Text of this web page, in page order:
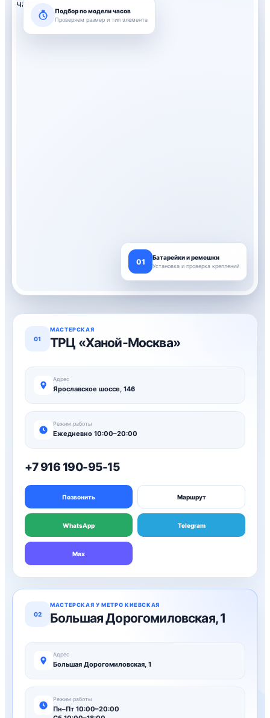
Подбор по модели часов
Проверяем размер и тип элемента
01 Батарейки и ремешки
Установка и проверка креплений
01
МАСТЕРСКАЯ
ТРЦ «Ханой-Москва»
Адрес
Ярославское шоссе, 146
Режим работы
Ежедневно 10:00–20:00
+7 916 190-95-15
Позвонить Маршрут
WhatsApp Telegram
Max
02
МАСТЕРСКАЯ У МЕТРО КИЕВСКАЯ
Большая Дорогомиловская, 1
Адрес
Большая Дорогомиловская, 1
Режим работы
Пн–Пт 10:00–20:00